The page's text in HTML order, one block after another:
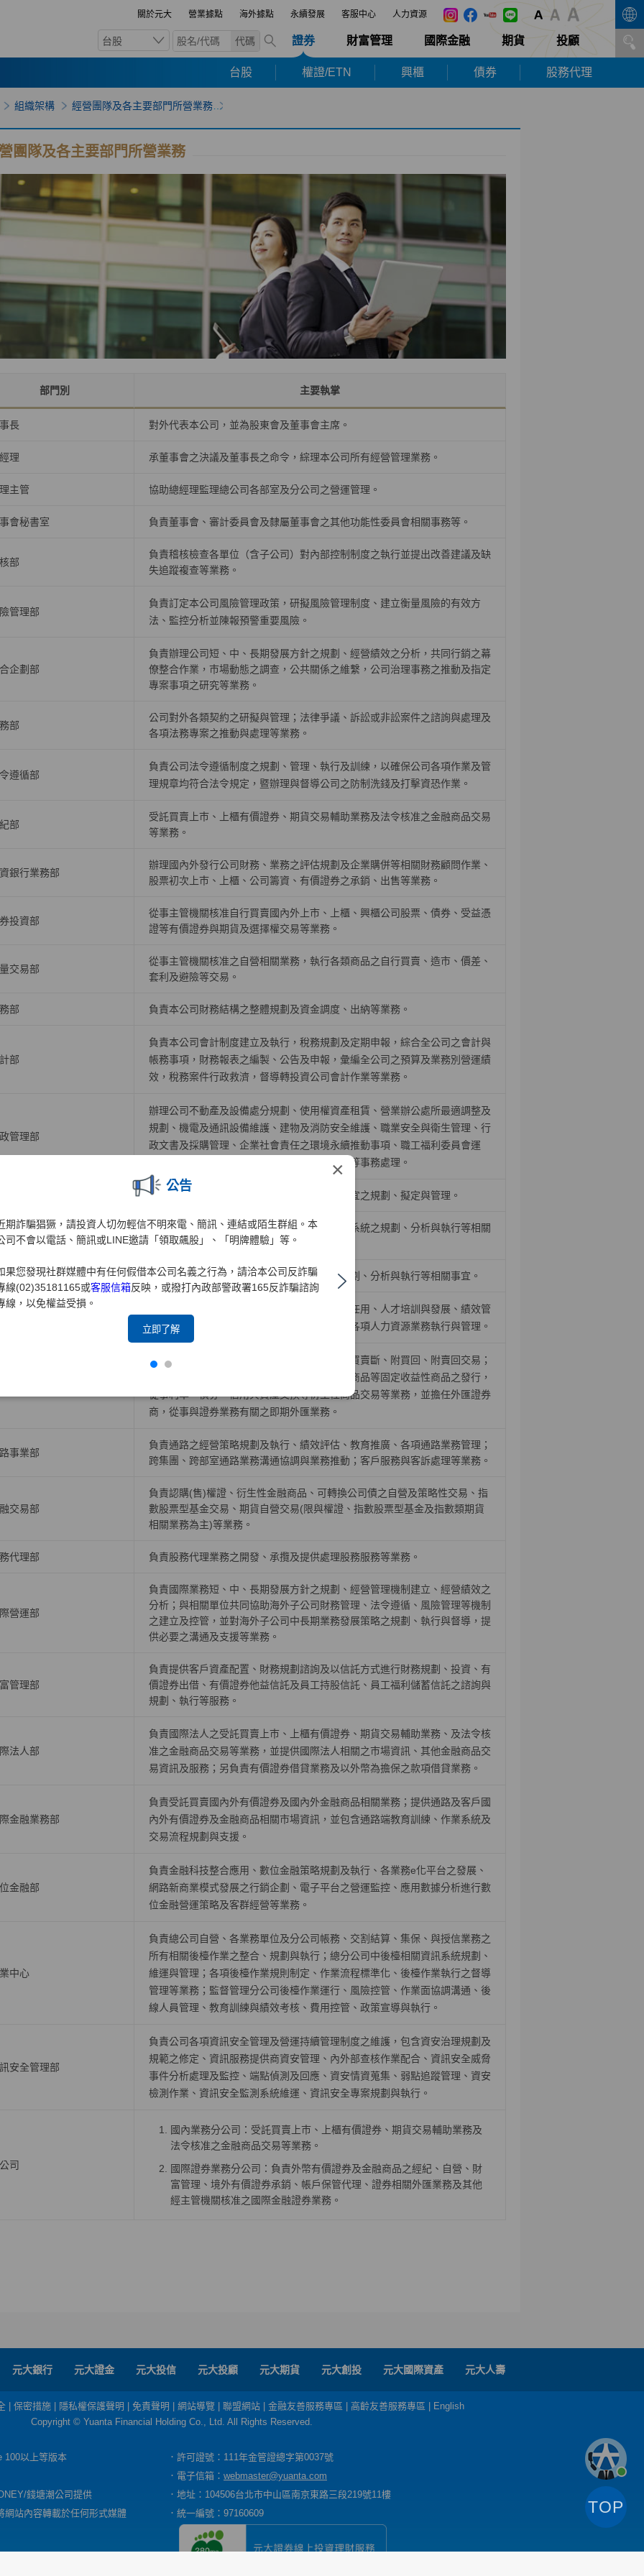
關於元大 營業據點 海外據點 永續發展 客服中心 人力資源
台股 代碼 證券 財富管理 國際金融 期貨 投顧
台股 權證/ETN 興櫃 債券 股務代理
×
公告
期詐騙猖獗，請投資人切勿輕信不明來電、簡訊、連結或陌生群組。本
司不會以電話、簡訊或LINE邀請「領取飆股」、「明牌體驗」等。
果您發現社群媒體中有任何假借本公司名義之行為，請洽本公司反詐騙
線(02)35181165或客服信箱反映，或撥打內政部警政署165反詐騙諮詢
線，以免權益受損。
立即了解
組織架構 經營團隊及各主要部門所營業務
團隊及各主要部門所營業務
部門別 主要執掌
長 對外代表本公司，並為股東會及董事會主席。
理 承董事會之決議及董事長之命令，綜理本公司所有經營管理業務。
主管 協助總經理監理總公司各部室及分公司之營運管理。
會秘書室 負責董事會、審計委員會及隸屬董事會之其他功能性委員會相關事務等。
部
負責稽核檢查各單位（含子公司）對內部控制制度之執行並提出改善建議及缺
失追蹤複查等業務。
管理部
負責訂定本公司風險管理政策，研擬風險管理制度、建立衡量風險的有效方
法、監控分析並陳報預警重要風險。
企劃部
負責辦理公司短、中、長期發展方針之規劃、經營績效之分析，共同行銷之幕
僚整合作業，巿場動態之調查，公共關係之維繫，公司治理事務之推動及指定
專案事項之研究等業務。
部
公司對外各類契約之研擬與管理；法律爭議、訴訟或非訟案件之諮詢與處理及
各項法務專案之推動與處理等業務。
遵循部
負責公司法令遵循制度之規劃、管理、執行及訓練，以確保公司各項作業及管
理規章均符合法令規定，暨辦理與督導公司之防制洗錢及打擊資恐作業。
部
受託買賣上巿、上櫃有價證券、期貨交易輔助業務及法令核准之金融商品交易
等業務。
銀行業務部
辦理國內外發行公司財務、業務之評估規劃及企業購併等相關財務顧問作業、
股票初次上巿、上櫃、公司籌資、有價證券之承銷、出售等業務。
投資部
從事主管機關核准自行買賣國內外上市、上櫃、興櫃公司股票、債券、受益憑
證等有價證券與期貨及選擇權交易等業務。
交易部
從事主管機關核准之自營相關業務，執行各類商品之自行買賣、造市、價差、
套利及避險等交易。
部 負責本公司財務結構之整體規劃及資金調度、出納等業務。
部
負責本公司會計制度建立及執行，稅務規劃及定期申報，綜合全公司之會計與
帳務事項，財務報表之編製、公告及申報，彙編全公司之預算及業務別營運績
效，稅務案件行政救濟，督導轉投資公司會計作業等業務。
管理部
辦理公司不動產及設備處分規劃、使用權資產租賃、營業辦公處所最適調整及
規劃、機電及通訊設備維護、建物及消防安全維護、職業安全與衛生管理、行
政文書及採購管理、企業社會責任之環境永續推動事項、職工福利委員會運
作、警衛保全及司機管理、自有大樓房舍管理等事務處理。
掌理硬體設備、機房、資料倉儲應用等相關事宜之規劃、擬定與管理。
訊系統開發一部
掌理各業務開戶、帳務、交割結算等相關應用系統之規劃、分析與執行等相關
事宜。
訊系統開發二部 掌理下單交易、電子中台及策略應用系統之規劃、分析與執行等相關事宜。
負責公司人力資源策略，有關組織發展、召募任用、人才培訓與發展、績效管
理、薪酬福利、勞資關係等政策規劃與推動，各項人力資源業務執行與管理。
負責債券、票券、受益證券及資產基礎證券之買賣斷、附買回、附賣回交易；
規劃債券、受益證券、資產基礎證券及結構型商品等固定收益性商品之發行，
從事利率、債券、信用與資產交換等衍生性商品交易等業務，並擔任外匯證券
商，從事與證券業務有關之即期外匯業務。
事業部
負責通路之經營策略規劃及執行、績效評估、教育推廣、各項通路業務管理；
跨集團、跨部室通路業務溝通協調與業務推動；客戶服務與客訴處理等業務。
交易部
負責認購(售)權證、衍生性金融商品、可轉換公司債之自營及策略性交易、指
數股票型基金交易、期貨自營交易(限與權證、指數股票型基金及指數類期貨
相關業務為主)等業務。
代理部 負責股務代理業務之開發、承攬及提供處理股務服務等業務。
營運部
負責國際業務短、中、長期發展方針之規劃、經營管理機制建立、經營績效之
分析；與相關單位共同協助海外子公司財務管理、法令遵循、風險管理等機制
之建立及控管，並對海外子公司中長期業務發展策略之規劃、執行與督導，提
供必要之溝通及支援等業務。
管理部
負責提供客戶資產配置、財務規劃諮詢及以信託方式進行財務規劃、投資、有
價證券出借、有價證券他益信託及員工持股信託、員工福利儲蓄信託之諮詢與
規劃、執行等服務。
法人部
負責國際法人之受託買賣上巿、上櫃有價證券、期貨交易輔助業務、及法令核
准之金融商品交易等業務，並提供國際法人相關之巿場資訊、其他金融商品交
易資訊及服務；另負責有價證券借貸業務及以外幣為擔保之款項借貸業務。
金融業務部
負責受託買賣國內外有價證券及國內外金融商品相關業務；提供通路及客戶國
內外有價證券及金融商品相關市場資訊，並包含通路端教育訓練、作業系統及
交易流程規劃與支援。
金融部
負責金融科技整合應用、數位金融策略規劃及執行、各業務e化平台之發展、
網路新商業模式發展之行銷企劃、電子平台之營運監控、應用數據分析進行數
位金融營運策略及客群經營等業務。
中心
負責總公司自營、各業務單位及分公司帳務、交割結算、集保、與授信業務之
所有相關後檯作業之整合、規劃與執行；總分公司中後檯相關資訊系統規劃、
維運與管理；各項後檯作業規則制定、作業流程標準化、後檯作業執行之督導
管理等業務；監督管理分公司後檯作業運行、風險控管、作業面協調溝通、後
線人員管理、教育訓練與績效考核、費用控管、政策宣導與執行。
安全管理部
負責公司各項資訊安全管理及營運持續管理制度之維護，包含資安治理規劃及
規範之修定、資訊服務提供商資安管理、內外部查核作業配合、資訊安全威脅
事件分析處理及監控、端點偵測及回應、資安情資蒐集、弱點追蹤管理、資安
檢測作業、資訊安全監測系統維運、資訊安全專案規劃與執行。
司
國內業務分公司：受託買賣上巿、上櫃有價證券、期貨交易輔助業務及
法令核准之金融商品交易等業務。
國際證券業務分公司：負責外幣有價證券及金融商品之經紀、自營、財
富管理、境外有價證券承銷、帳戶保管代理、證券相關外匯業務及其他
經主管機關核准之國際金融證券業務。
元大銀行 元大證金 元大投信 元大投顧 元大期貨 元大創投 元大國際資產 元大人壽
保密措施 隱私權保護聲明 免責聲明 網站導覽 聯盟網站 金融友善服務專區 高齡友善服務專區
English
Copyright © Yuanta Financial Holding Co., Ltd. All Rights Reserved.
100以上等版本
．許可證號：111年金管證總字第0037號
．電子信箱： webmaster@yuanta.com
錢塘潮公司提供
．地址：104506台北市中山區南京東路三段219號11樓
網站內容轉載於任何形式媒體
．統一編號：97160609
TOP